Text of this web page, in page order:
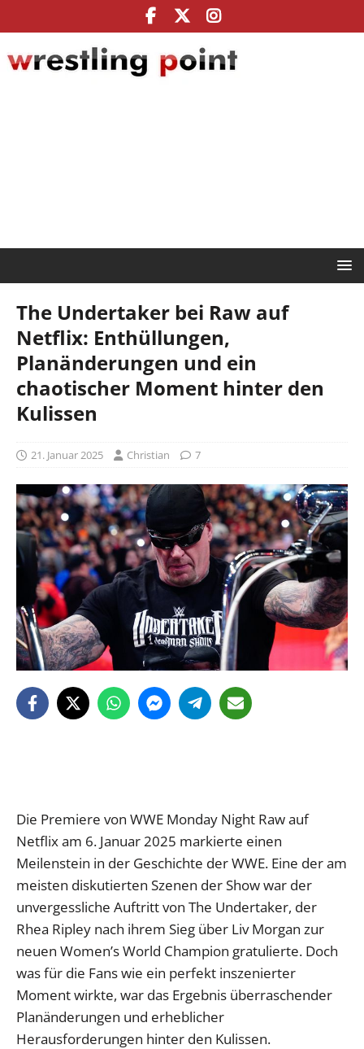
The Undertaker bei Raw auf
Netflix: Enthüllungen,
Planänderungen und ein
chaotischer Moment hinter den
Kulissen
21. Januar 2025 Christian 7
Die Premiere von WWE Monday Night Raw auf
Netflix am 6. Januar 2025 markierte einen
Meilenstein in der Geschichte der WWE. Eine der am
meisten diskutierten Szenen der Show war der
unvergessliche Auftritt von The Undertaker, der
Rhea Ripley nach ihrem Sieg über Liv Morgan zur
neuen Women’s World Champion gratulierte. Doch
was für die Fans wie ein perfekt inszenierter
Moment wirkte, war das Ergebnis überraschender
Planänderungen und erheblicher
Herausforderungen hinter den Kulissen.